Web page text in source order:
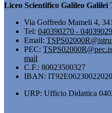
Liceo Scientifico Galileo Galilei
Via Goffredo Mameli 4,
Tel: 040390270 -
Email:
PEC:
mail
C.F.: 80023500327
IBAN:
URP: Ufficio Didattica